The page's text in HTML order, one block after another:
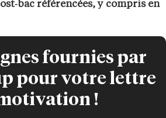
référencées, y compris en
fournies par
pour votre lettre
!